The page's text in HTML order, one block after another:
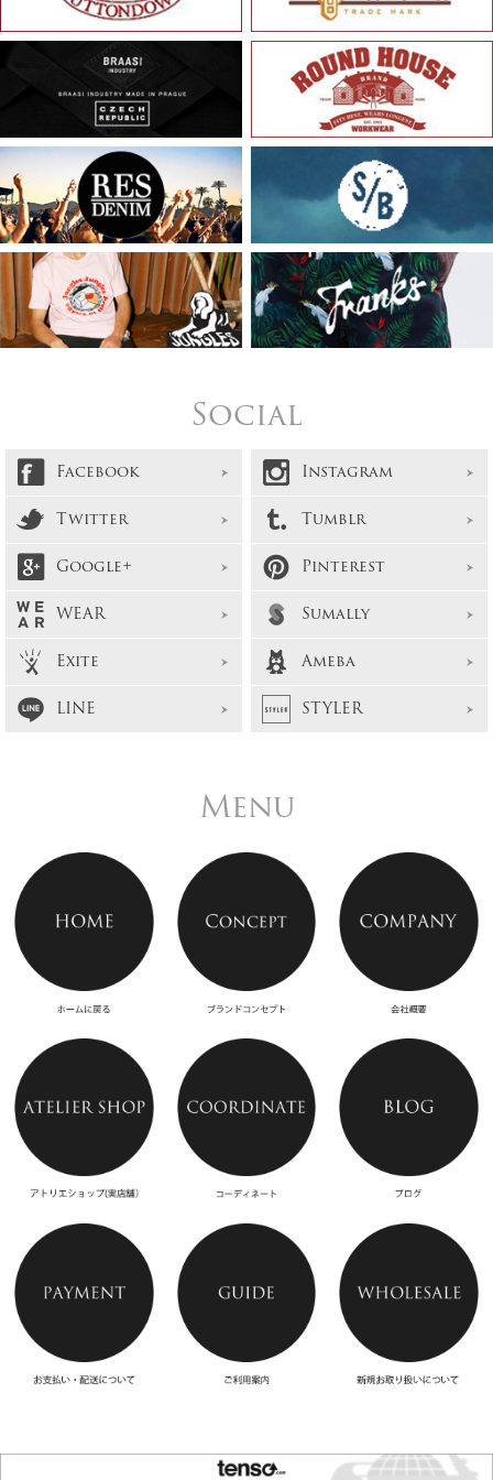
Social
Facebook
Instagram
Twitter
Tumblr
Google+
Pinterest
WEAR
Sumally
Exite
Ameba
LINE
STYLER
Menu